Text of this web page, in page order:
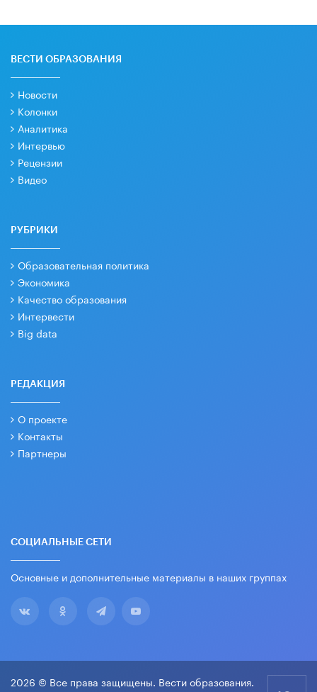
ВЕСТИ ОБРАЗОВАНИЯ
Новости
Колонки
Аналитика
Интервью
Рецензии
Видео
РУБРИКИ
Образовательная политика
Экономика
Качество образования
Интервести
Big data
РЕДАКЦИЯ
О проекте
Контакты
Партнеры
СОЦИАЛЬНЫЕ СЕТИ
Основные и дополнительные материалы в наших группах
2026 © Все права защищены. Вести образования.